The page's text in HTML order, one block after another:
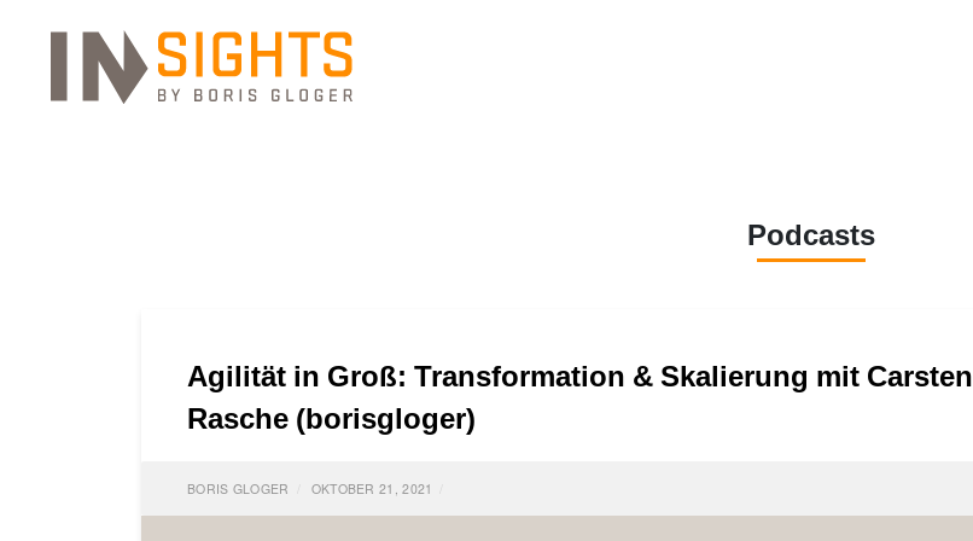
Podcasts
Agilität in Groß: Transformation & Skalierung mit Carsten
Rasche (borisgloger)
BORIS GLOGER OKTOBER 21, 2021